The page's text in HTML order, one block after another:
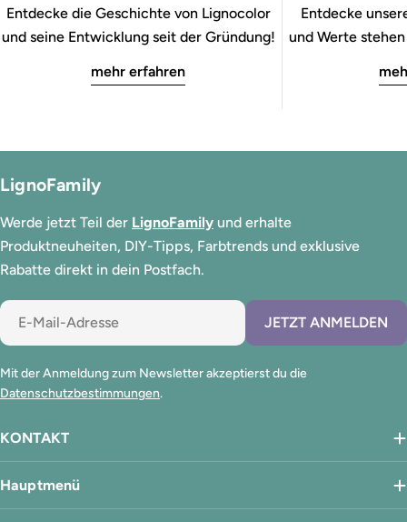
Entdecke die Geschichte von Lignocolor
und seine Entwicklung seit der Gründung!
mehr erfahren
Entdecke
und Werte
KONTAKT
Hauptmenü
LignoFamily
Werde jetzt Teil der LignoFamily und erhalte
Produktneuheiten, DIY-Tipps, Farbtrends und exklusive
Rabatte direkt in dein Postfach.
E-
Mail
JETZT ANMELDEN
Mit der Anmeldung zum Newsletter akzeptierst du die
Datenschutzbestimmungen.